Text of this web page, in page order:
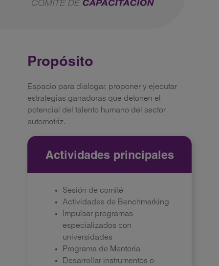
Propósito
Espacio para dialogar, proponer y ejecutar
estrategias ganadoras que detonen el
potencial del talento humano del sector
automotriz.
Actividades principales
Sesión de comité
Actividades de Benchmarking
Impulsar programas
especializados con
universidades
Programa de Mentoría
Desarrollar instrumentos o